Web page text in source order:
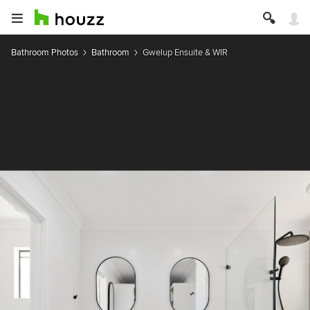
Bathroom Photos Bathroom Gwelup Ensuite & WIR